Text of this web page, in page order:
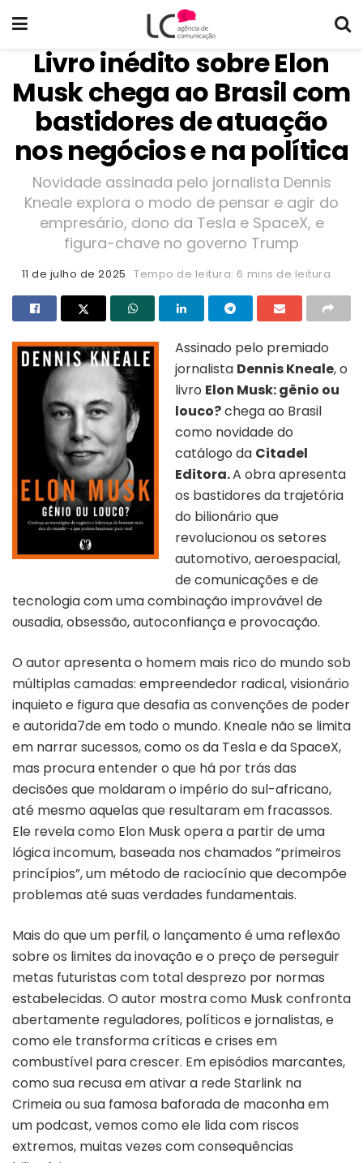
Livro inédito sobre Elon
Musk chega ao Brasil com
bastidores de atuação
nos negócios e na política
Novidade assinada pelo jornalista Dennis
Kneale explora o modo de pensar e agir do
empresário, dono da Tesla e SpaceX, e
figura-chave no governo Trump
11 de julho de 2025 Tempo de leitura: 6 mins de leitura
Assinado pelo premiado
jornalista Dennis Kneale, o
livro Elon Musk: gênio ou
louco?chega ao Brasil
como novidade do
catálogo da Citadel
Editora.A obra apresenta
os bastidores da trajetória
do bilionário que
revolucionou os setores
automotivo, aeroespacial,
de comunicações e de
tecnologia com uma combinação improvável de
ousadia, obsessão, autoconfiança e provocação.
O autor apresenta o homem mais rico do mundo sob
múltiplas camadas: empreendedor radical, visionário
inquieto e figura que desafia as convenções de poder
e autorida7de em todo o mundo. Kneale não se limita
em narrar sucessos, como os da Tesla e da SpaceX,
mas procura entender o que há por trás das
decisões que moldaram o império do sul-africano,
até mesmo aquelas que resultaram em fracassos.
Ele revela como Elon Musk opera a partir de uma
lógica incomum, baseada nos chamados “primeiros
princípios”, um método de raciocínio que decompõe
problemas até suas verdades fundamentais.
Mais do que um perfil, o lançamento é uma reflexão
sobre os limites da inovação e o preço de perseguir
metas futuristas com total desprezo por normas
estabelecidas. O autor mostra como Musk confronta
abertamente reguladores, políticos e jornalistas, e
como ele transforma críticas e crises em
combustível para crescer. Em episódios marcantes,
como sua recusa em ativar a rede Starlink na
Crimeia ou sua famosa baforada de maconha em
um podcast, vemos como ele lida com riscos
extremos, muitas vezes com consequências